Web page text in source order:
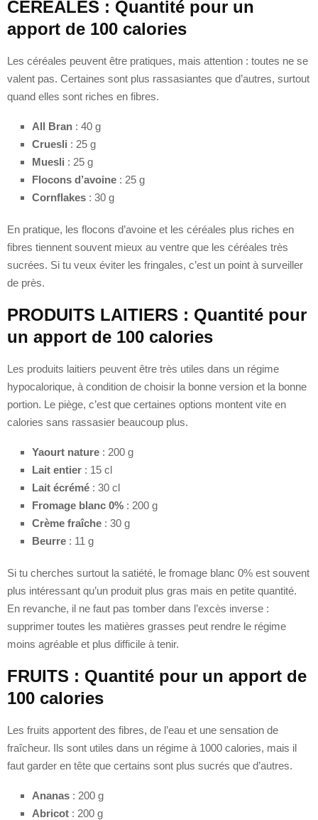
CEREALES : Quantité pour un
apport de 100 calories
Les céréales peuvent être pratiques, mais attention : toutes ne se
valent pas. Certaines sont plus rassasiantes que d’autres, surtout
quand elles sont riches en fibres.
All Bran : 40 g
Cruesli : 25 g
Muesli : 25 g
Flocons d’avoine : 25 g
Cornflakes : 30 g
En pratique, les flocons d’avoine et les céréales plus riches en
fibres tiennent souvent mieux au ventre que les céréales très
sucrées. Si tu veux éviter les fringales, c’est un point à surveiller
de près.
PRODUITS LAITIERS : Quantité pour
un apport de 100 calories
Les produits laitiers peuvent être très utiles dans un régime
hypocalorique, à condition de choisir la bonne version et la bonne
portion. Le piège, c’est que certaines options montent vite en
calories sans rassasier beaucoup plus.
Yaourt nature : 200 g
Lait entier : 15 cl
Lait écrémé : 30 cl
Fromage blanc 0% : 200 g
Crème fraîche : 30 g
Beurre : 11 g
Si tu cherches surtout la satiété, le fromage blanc 0% est souvent
plus intéressant qu’un produit plus gras mais en petite quantité.
En revanche, il ne faut pas tomber dans l’excès inverse :
supprimer toutes les matières grasses peut rendre le régime
moins agréable et plus difficile à tenir.
FRUITS : Quantité pour un apport de
100 calories
Les fruits apportent des fibres, de l’eau et une sensation de
fraîcheur. Ils sont utiles dans un régime à 1000 calories, mais il
faut garder en tête que certains sont plus sucrés que d’autres.
Ananas : 200 g
Abricot : 200 g